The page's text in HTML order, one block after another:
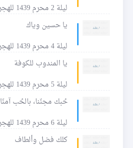
ليلة 2 محرم 1439 للهجرة
يا حسين وياك
ليلة 4 محرم 1439 للهجرة
يا المندوب للكوفة
ليلة 5 محرم 1439 للهجرة
حُبك مجنّنا، بالحُب آمنّا
ليلة 6 محرم 1439 للهجرة
كلك فضل وألطاف